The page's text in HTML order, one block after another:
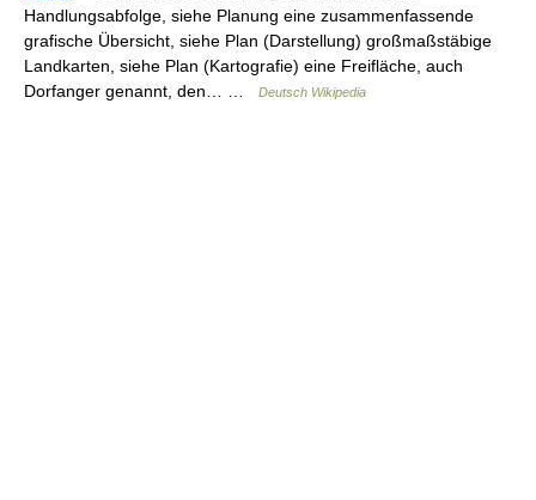
Handlungsabfolge, siehe Planung eine zusammenfassende
grafische Übersicht, siehe Plan (Darstellung) großmaßstäbige
Landkarten, siehe Plan (Kartografie) eine Freifläche, auch
Dorfanger genannt, den… …
Deutsch Wikipedia